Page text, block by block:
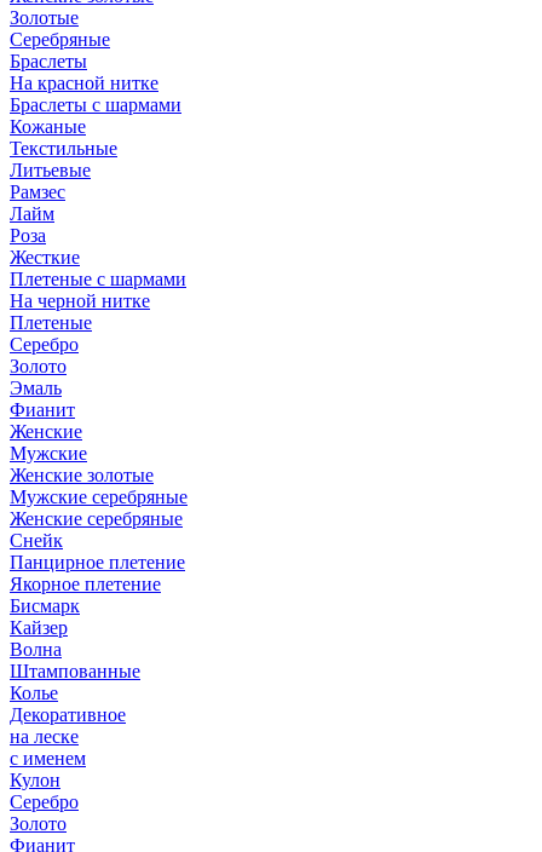
Золотые
Серебряные
Браслеты
На красной нитке
Браслеты с шармами
Кожаные
Текстильные
Литьевые
Рамзес
Лайм
Роза
Жесткие
Плетеные с шармами
На черной нитке
Плетеные
Серебро
Золото
Эмаль
Фианит
Женские
Мужские
Женские золотые
Мужские серебряные
Женские серебряные
Снейк
Панцирное плетение
Якорное плетение
Бисмарк
Кайзер
Волна
Штампованные
Колье
Декоративное
на леске
с именем
Кулон
Серебро
Золото
Фианит